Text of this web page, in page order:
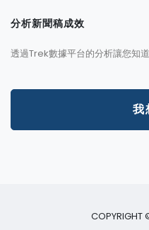
分析新聞稿成效
透過Trek數據平台的分析讓您知
我